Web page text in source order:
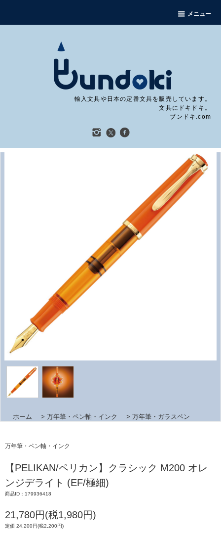
メニュー
輸入文具や日本の定番文具を販売しています。
文具にドキドキ。
ブンドキ.com
ホーム > 万年筆・ペン軸・インク > 万年筆・ガラスペン
万年筆・ペン軸・インク
【PELIKAN/ペリカン】クラシック M200 オレ
ンジデライト (EF/極細)
商品ID：179936418
21,780円(税1,980円)
定価 24,200円(税2,200円)